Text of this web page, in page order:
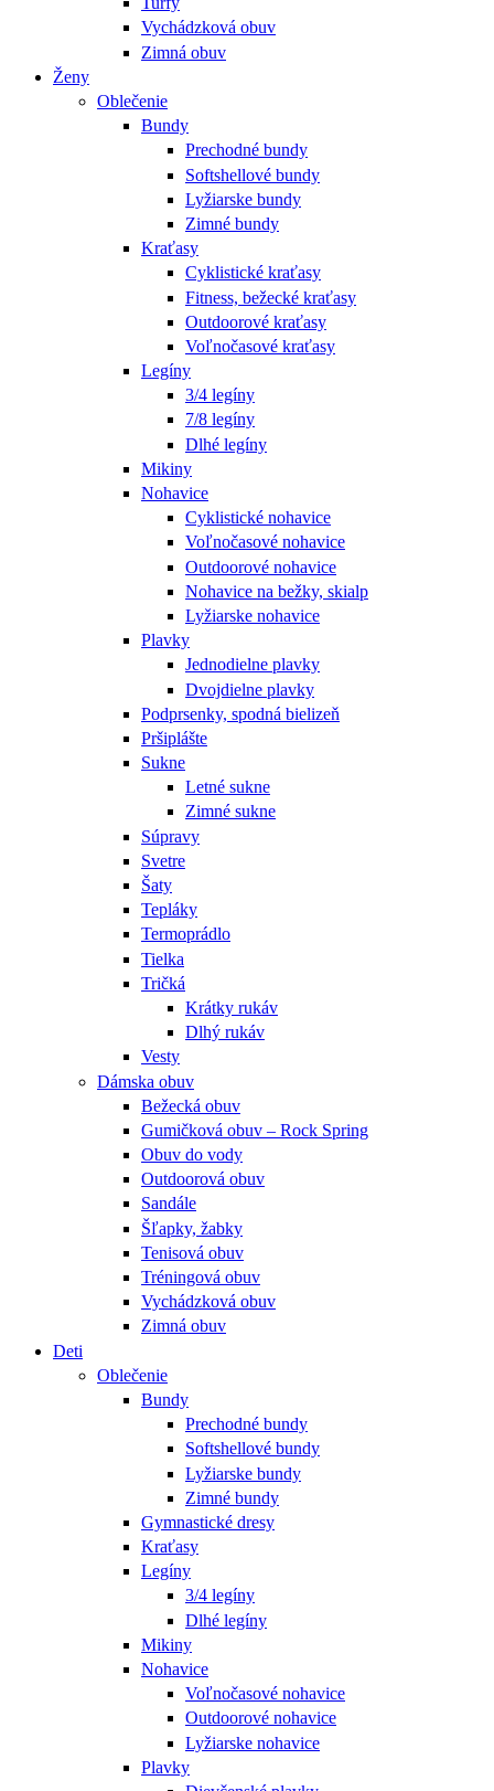
Vychádzková obuv
Zimná obuv
Ženy
Oblečenie
Bundy
Prechodné bundy
Softshellové bundy
Lyžiarske bundy
Zimné bundy
Kraťasy
Cyklistické kraťasy
Fitness, bežecké kraťasy
Outdoorové kraťasy
Voľnočasové kraťasy
Legíny
3/4 legíny
7/8 legíny
Dlhé legíny
Mikiny
Nohavice
Cyklistické nohavice
Voľnočasové nohavice
Outdoorové nohavice
Nohavice na bežky, skialp
Lyžiarske nohavice
Plavky
Jednodielne plavky
Dvojdielne plavky
Podprsenky, spodná bielizeň
Pršiplášte
Sukne
Letné sukne
Zimné sukne
Súpravy
Svetre
Šaty
Tepláky
Termoprádlo
Tielka
Tričká
Krátky rukáv
Dlhý rukáv
Vesty
Dámska obuv
Bežecká obuv
Gumičková obuv – Rock Spring
Obuv do vody
Outdoorová obuv
Sandále
Šľapky, žabky
Tenisová obuv
Tréningová obuv
Vychádzková obuv
Zimná obuv
Deti
Oblečenie
Bundy
Prechodné bundy
Softshellové bundy
Lyžiarske bundy
Zimné bundy
Gymnastické dresy
Kraťasy
Legíny
3/4 legíny
Dlhé legíny
Mikiny
Nohavice
Voľnočasové nohavice
Outdoorové nohavice
Lyžiarske nohavice
Plavky